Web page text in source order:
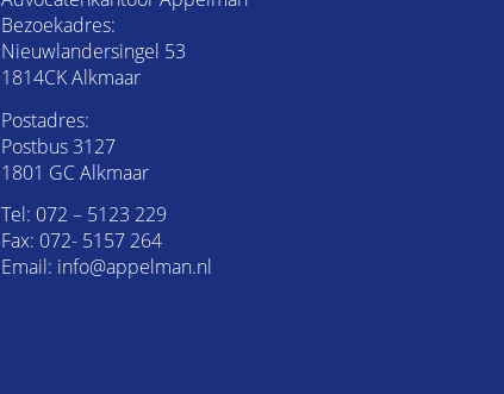
Bezoekadres:
Nieuwlandersingel 53
1814CK Alkmaar
Postadres:
Postbus 3127
1801 GC Alkmaar
Tel: 072 – 5123 229
Fax: 072- 5157 264
Email: info@appelman.nl